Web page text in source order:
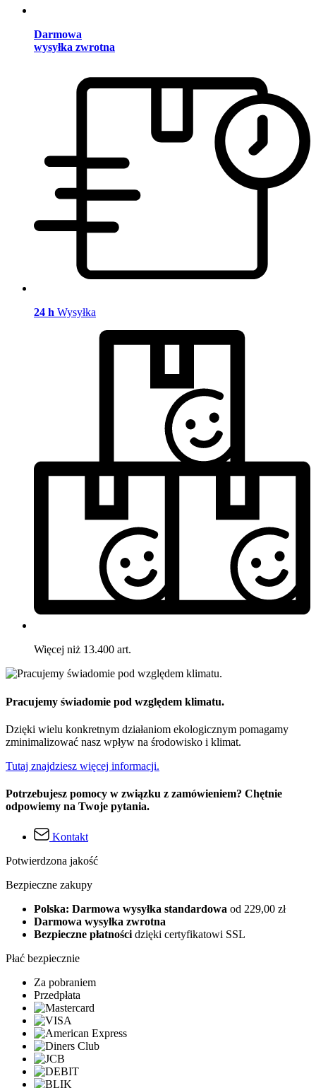
Darmowa
wysyłka zwrotna
24 h Wysyłka
Więcej niż 13.400 art.
Pracujemy świadomie pod względem klimatu.
Dzięki wielu konkretnym działaniom ekologicznym pomagamy
zminimalizować nasz wpływ na środowisko i klimat.
Tutaj znajdziesz więcej informacji.
Potrzebujesz pomocy w związku z zamówieniem? Chętnie
odpowiemy na Twoje pytania.
Kontakt
Potwierdzona jakość
Bezpieczne zakupy
Polska: Darmowa wysyłka standardowa od 229,00 zł
Darmowa wysyłka zwrotna
Bezpieczne płatności dzięki certyfikatowi SSL
Płać bezpiecznie
Za pobraniem
Przedpłata